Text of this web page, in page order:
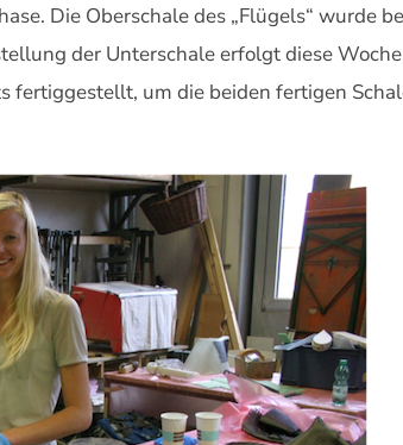
Die Oberschale des „Flügels“ wurde
der Unterschale erfolgt diese
fertiggestellt, um die beiden fertigen